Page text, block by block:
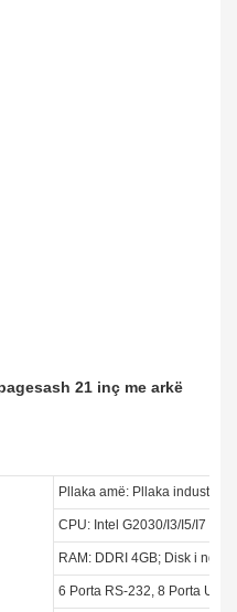
21 inç me arkë
Pllaka amë: Pllaka industriale
CPU: Intel G2030/I3/I5/I7
RAM: DDRI 4GB; Disk i
6 Porta RS-232, 8 Porta